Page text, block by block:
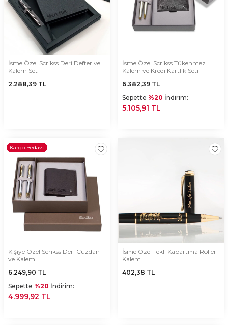
İsme Özel Scrikss Deri Defter ve
Kalem Set
2.288,39 TL
İsme Özel Scrikss Tükenmez
Kalem ve Kredi Kartlık Seti
6.382,39 TL
Sepette %20 İndirim:
5.105,91 TL
Kargo Bedava
Kişiye Özel Scrikss Deri Cüzdan
ve Kalem
6.249,90 TL
Sepette %20 İndirim:
4.999,92 TL
İsme Özel Tekli Kabartma Roller
Kalem
402,38 TL